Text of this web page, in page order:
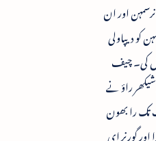
اور ان
کو دیپاولی
کی۔ چیف
راؤ نے
تک را بھون
گورنر ای